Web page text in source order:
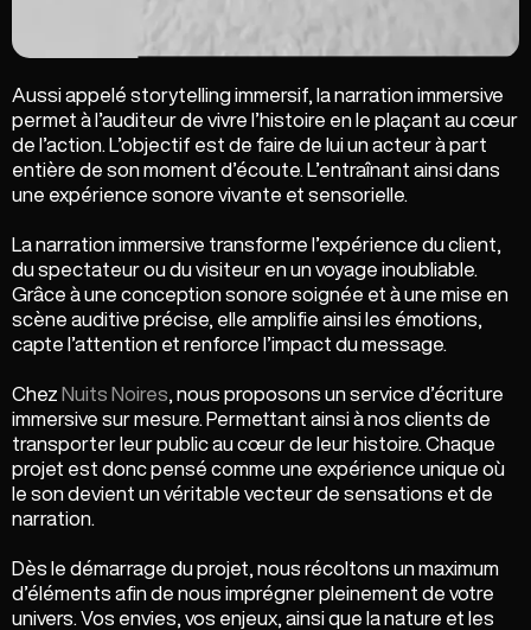
Aussi appelé storytelling immersif, la narration immersive
permet à l’auditeur de vivre l’histoire en le plaçant au cœur
de l’action. L’objectif est de faire de lui un acteur à part
entière de son moment d’écoute. L’entraînant ainsi dans
une expérience sonore vivante et sensorielle.
La narration immersive transforme l’expérience du client,
du spectateur ou du visiteur en un voyage inoubliable.
Grâce à une conception sonore soignée et à une mise en
scène auditive précise, elle amplifie ainsi les émotions,
capte l’attention et renforce l’impact du message.
Chez Nuits Noires , nous proposons un service d’écriture
immersive sur mesure. Permettant ainsi à nos clients de
transporter leur public au cœur de leur histoire. Chaque
projet est donc pensé comme une expérience unique où
le son devient un véritable vecteur de sensations et de
narration.
Dès le démarrage du projet, nous récoltons un maximum
d’éléments afin de nous imprégner pleinement de votre
univers. Vos envies, vos enjeux, ainsi que la nature et les